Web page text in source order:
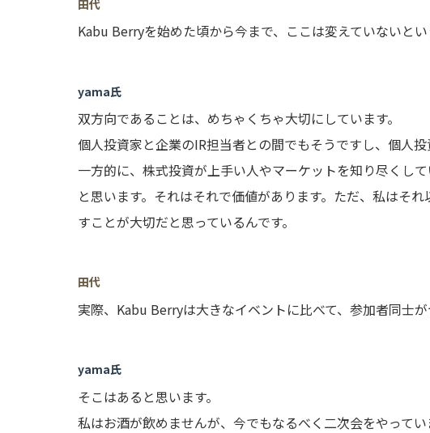
田代
Kabu Berryを始めた頃から今まで、ここは変えていないと
yama氏
双方向であることは、めちゃくちゃ大切にしています。
個人投資家と企業のIR担当者との間でもそうですし、個人投
一方的に、株式投資が上手い人やマーケットを知り尽くし
と思います。それはそれで価値があります。ただ、私はそ
すことが大切だと思っているんです。
田代
実際、Kabu Berryは大きなイベントに比べて、参加者同士が
yama氏
そこはあると思います。
私はお酒が飲めませんが、今でもなるべく二次会をやって